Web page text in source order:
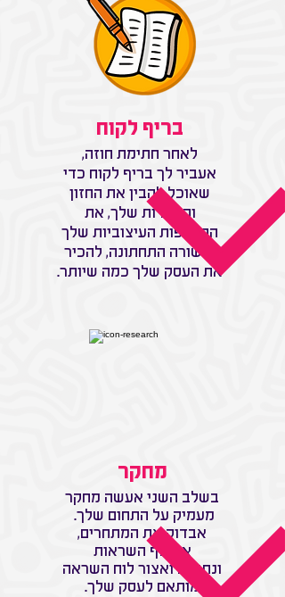
בריף לקוח
לאחר חתימת חוזה,
אעביר לך בריף לקוח כדי
שאוכל להבין את החזון
והמטרות שלך, את
ההעדפות העיצוביות שלך
ובשורה התחתונה, להכיר
את העסק שלך כמה שיותר.
מחקר
בשלב השני אעשה מחקר
מעמיק על התחום שלך.
אבדוק את המתחרים,
אאסוף השראות
ונתונים ואצור לוח השראה
מותאם לעסק שלך.